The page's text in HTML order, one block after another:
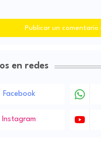
Publicar un comentario
en redes
Facebook
Instagram